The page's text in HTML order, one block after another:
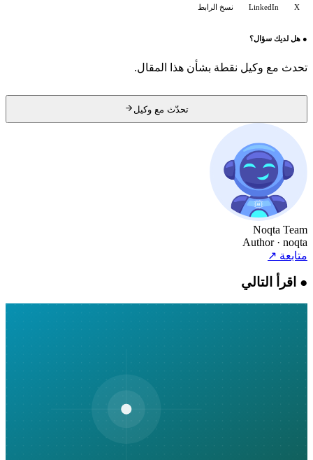
LinkedIn نسخ الرابط
●هل لديك سؤال؟
تحدث مع وكيل نقطة بشأن هذا المقال.
تحدّث مع وكيل
Noqta Team
Author · noqta
متابعة↗
●اقرأ التالي